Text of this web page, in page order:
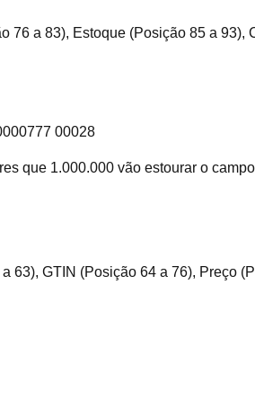
76 a 83), Estoque (Posição 85 a 93),
00028
que 1.000.000 vão estourar o
63), GTIN (Posição 64 a 76), Preço